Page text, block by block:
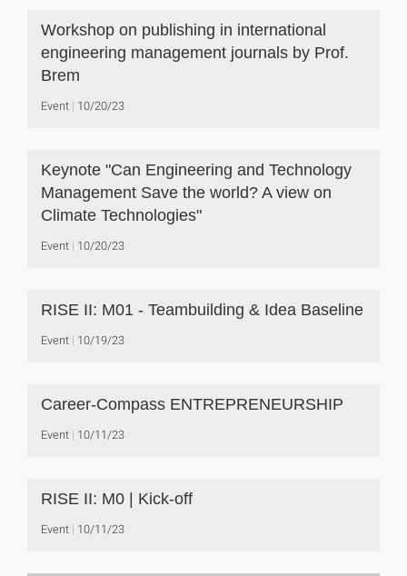
Workshop on publishing in international
engineering management journals by Prof.
Brem
Event 10/20/23
Keynote "Can Engineering and Technology
Management Save the world? A view on
Climate Technologies"
Event 10/20/23
RISE II: M01 - Teambuilding & Idea Baseline
Event 10/19/23
Career-Compass ENTREPRENEURSHIP
Event 10/11/23
RISE II: M0 | Kick-off
Event 10/11/23